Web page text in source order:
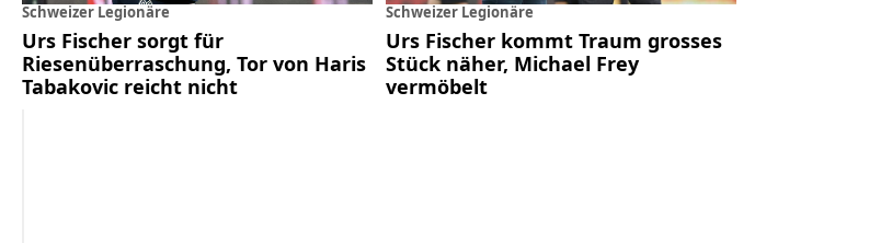
Schweizer Legionäre
Urs Fischer sorgt für
Riesenüberraschung, Tor von Haris
Tabakovic reicht nicht
Schweizer Legionäre
Urs Fischer kommt Traum grosses
Stück näher, Michael Frey
vermöbelt